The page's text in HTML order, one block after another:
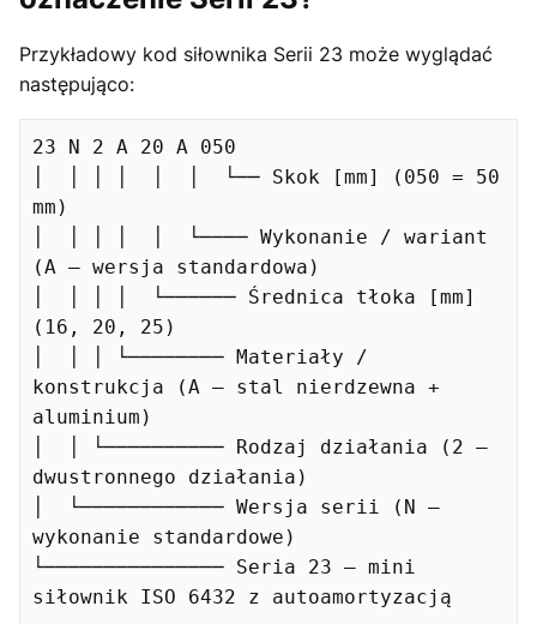
Przykładowy kod siłownika Serii 23 może wyglądać
następująco:
23 N 2 A 20 A 050
│  │ │ │  │  │  └── Skok [mm] (050 = 50
mm)
│  │ │ │  │  └──── Wykonanie / wariant
(A – wersja standardowa)
│  │ │ │  └────── Średnica tłoka [mm]
(16, 20, 25)
│  │ │ └──────── Materiały /
konstrukcja (A – stal nierdzewna +
aluminium)
│  │ └────────── Rodzaj działania (2 –
dwustronnego działania)
│  └──────────── Wersja serii (N –
wykonanie standardowe)
└─────────────── Seria 23 – mini
siłownik ISO 6432 z autoamortyzacją